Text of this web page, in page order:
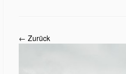
← Zurück